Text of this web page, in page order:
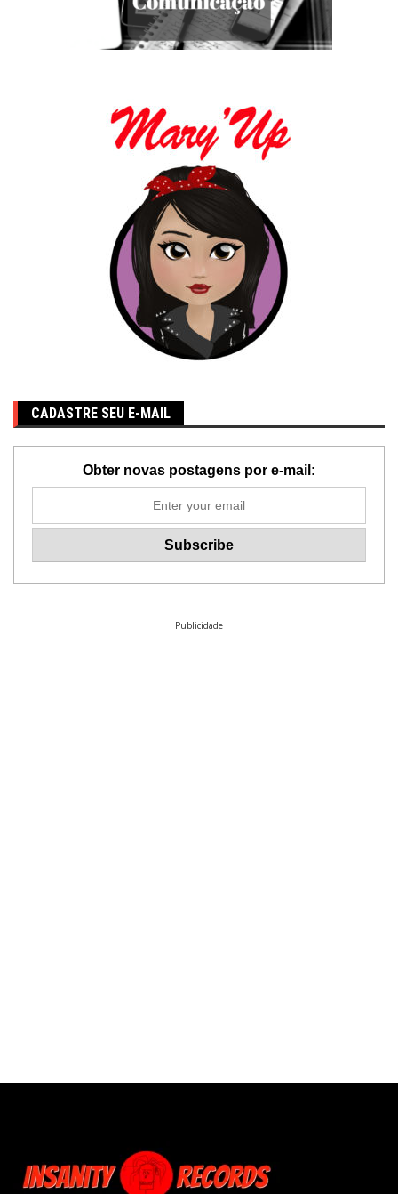
CADASTRE SEU E-MAIL
Obter novas postagens por e-mail:
Publicidade